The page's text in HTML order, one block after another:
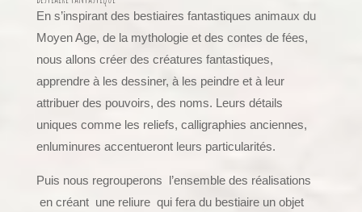
En s’inspirant des bestiaires fantastiques animaux du
Moyen Age, de la mythologie et des contes de fées,
nous allons créer des créatures fantastiques,
apprendre à les dessiner, à les peindre et à leur
attribuer des pouvoirs, des noms. Leurs détails
uniques comme les reliefs, calligraphies anciennes,
enluminures accentueront leurs particularités.
Puis nous regrouperons l’ensemble des réalisations
en créant une reliure qui fera du bestiaire un objet